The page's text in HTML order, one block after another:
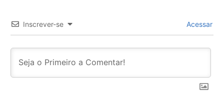
Inscrever-se Acessar